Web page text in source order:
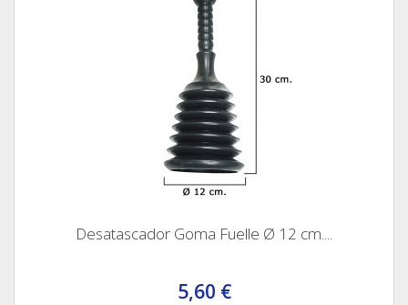
Desatascador Goma Fuelle Ø 12 cm....
5,60 €